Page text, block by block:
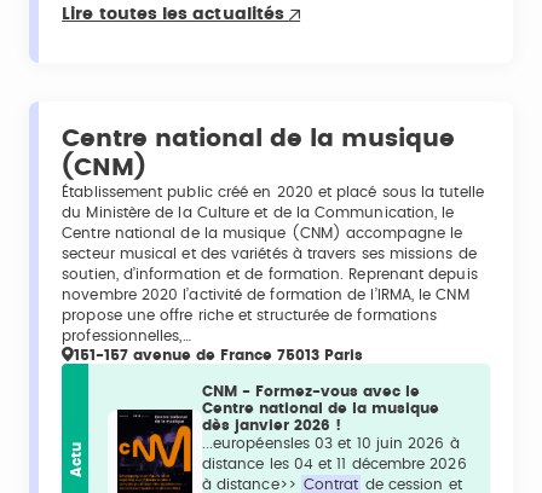
Lire toutes les actualités
Centre national de la musique
(CNM)
Établissement public créé en 2020 et placé sous la tutelle
du Ministère de la Culture et de la Communication, le
Centre national de la musique (CNM) accompagne le
secteur musical et des variétés à travers ses missions de
soutien, d’information et de formation. Reprenant depuis
novembre 2020 l’activité de formation de l’IRMA, le CNM
propose une offre riche et structurée de formations
professionnelles,…
151-157 avenue de France 75013 Paris
Actu
CNM - Formez-vous avec le
Centre national de la musique
dès janvier 2026 !
...européensles 03 et 10 juin 2026 à
distance les 04 et 11 décembre 2026
à distance>> Contrat de cession et